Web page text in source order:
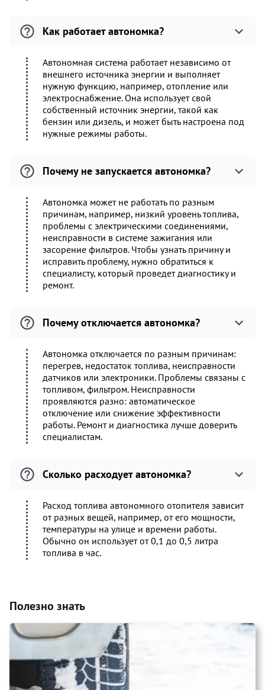
Как работает автономка?
Автономная система работает независимо от
внешнего источника энергии и выполняет
нужную функцию, например, отопление или
электроснабжение. Она использует свой
собственный источник энергии, такой как
бензин или дизель, и может быть настроена под
нужные режимы работы.
Почему не запускается автономка?
Автономка может не работать по разным
причинам, например, низкий уровень топлива,
проблемы с электрическими соединениями,
неисправности в системе зажигания или
засорение фильтров. Чтобы узнать причину и
исправить проблему, нужно обратиться к
специалисту, который проведет диагностику и
ремонт.
Почему отключается автономка?
Автономка отключается по разным причинам:
перегрев, недостаток топлива, неисправности
датчиков или электроники. Проблемы связаны с
топливом, фильтром. Неисправности
проявляются разно: автоматическое
отключение или снижение эффективности
работы. Ремонт и диагностика лучше доверить
специалистам.
Сколько расходует автономка?
Расход топлива автономного отопителя зависит
от разных вещей, например, от его мощности,
температуры на улице и времени работы.
Обычно он использует от 0,1 до 0,5 литра
топлива в час.
Полезно знать